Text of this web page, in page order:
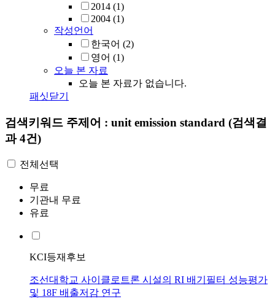
2014 (1)
2004 (1)
작성언어
한국어 (2)
영어 (1)
오늘 본 자료
오늘 본 자료가 없습니다.
패싯닫기
검색키워드 주제어 : unit emission standard (검색결
과 4건)
전체선택
무료
기관내 무료
유료
KCI등재후보
조선대학교 사이클로트론 시설의 RI 배기필터 성능평가
및 18F 배출저감 연구